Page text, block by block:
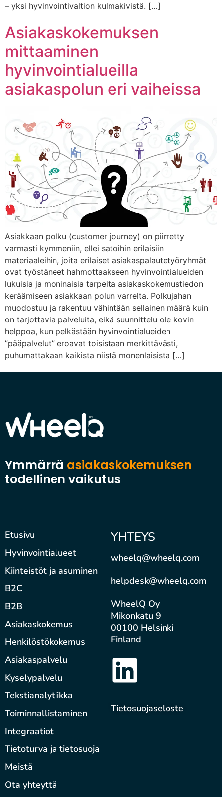
– yksi hyvinvointivaltion kulmakivistä. […]
Asiakaskokemuksen
mittaaminen
hyvinvointialueilla
asiakaspolun eri vaiheissa
Asiakkaan polku (customer journey) on piirretty
varmasti kymmeniin, ellei satoihin erilaisiin
materiaaleihin, joita erilaiset asiakaspalautetyöryhmät
ovat työstäneet hahmottaakseen hyvinvointialueiden
lukuisia ja moninaisia tarpeita asiakaskokemustiedon
keräämiseen asiakkaan polun varrelta. Polkujahan
muodostuu ja rakentuu vähintään sellainen määrä kuin
on tarjottavia palveluita, eikä suunnittelu ole kovin
helppoa, kun pelkästään hyvinvointialueiden
”pääpalvelut” eroavat toisistaan merkittävästi,
puhumattakaan kaikista niistä monenlaisista […]
Ymmärrä asiakaskokemuksen
todellinen vaikutus
Etusivu
Hyvinvointialueet
Kiinteistöt ja asuminen
B2C
B2B
Asiakaskokemus
Henkilöstökokemus
Asiakaspalvelu
Kyselypalvelu
Tekstianalytiikka
Toiminnallistaminen
Integraatiot
Tietoturva ja tietosuoja
Meistä
Ota yhteyttä
YHTEYS
wheelq@wheelq.com
helpdesk@wheelq.com
WheelQ Oy
Mikonkatu 9
00100 Helsinki
Finland
Tietosuojaseloste